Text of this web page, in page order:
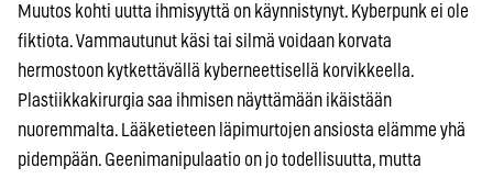
Muutos kohti uutta ihmisyyttä on käynnistynyt. Kyberpunk ei ole
fiktiota. Vammautunut käsi tai silmä voidaan korvata
hermostoon kytkettävällä kyberneettisellä korvikkeella.
Plastiikkakirurgia saa ihmisen näyttämään ikäistään
nuoremmalta. Lääketieteen läpimurtojen ansiosta elämme yhä
pidempään. Geenimanipulaatio on jo todellisuutta, mutta